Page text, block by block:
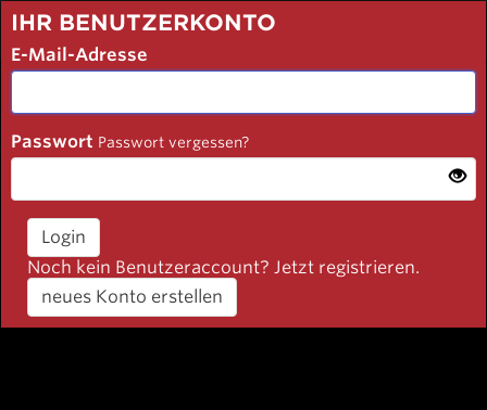
IHR BENUTZERKONTO
E-Mail-Adresse
Passwort Passwort vergessen?
Login
Noch kein Benutzeraccount? Jetzt registrieren.
neues Konto erstellen